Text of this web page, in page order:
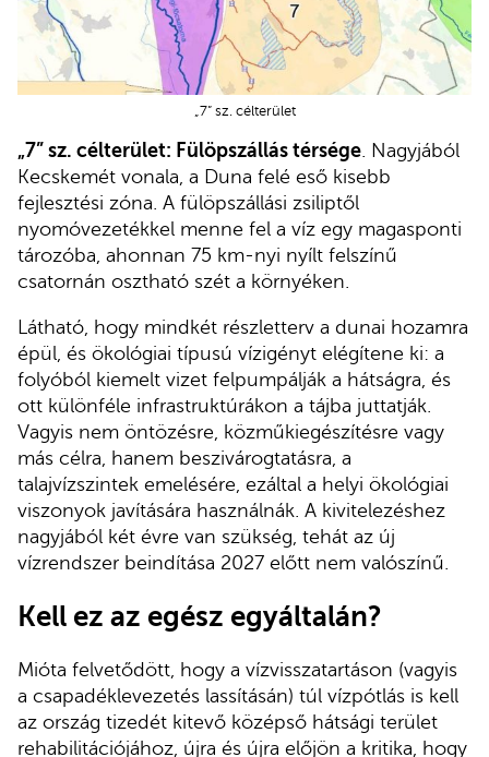
„7” sz. célterület
„7” sz. célterület: Fülöpszállás térsége. Nagyjából
Kecskemét vonala, a Duna felé eső kisebb
fejlesztési zóna. A fülöpszállási zsiliptől
nyomóvezetékkel menne fel a víz egy magasponti
tározóba, ahonnan 75 km-nyi nyílt felszínű
csatornán osztható szét a környéken.
Látható, hogy mindkét részletterv a dunai hozamra
épül, és ökológiai típusú vízigényt elégítene ki: a
folyóból kiemelt vizet felpumpálják a hátságra, és
ott különféle infrastruktúrákon a tájba juttatják.
Vagyis nem öntözésre, közműkiegészítésre vagy
más célra, hanem beszivárogtatásra, a
talajvízszintek emelésére, ezáltal a helyi ökológiai
viszonyok javítására használnák. A kivitelezéshez
nagyjából két évre van szükség, tehát az új
vízrendszer beindítása 2027 előtt nem valószínű.
Kell ez az egész egyáltalán?
Mióta felvetődött, hogy a vízvisszatartáson (vagyis
a csapadéklevezetés lassításán) túl vízpótlás is kell
az ország tizedét kitevő középső hátsági terület
rehabilitációjához, újra és újra előjön a kritika, hogy